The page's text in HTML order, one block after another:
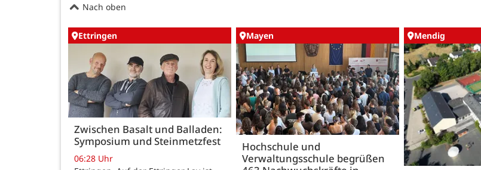
Nach oben
Ettringen
Zwischen Basalt und Balladen:
Symposium und Steinmetzfest
06:28 Uhr
Mayen
Hochschule und
Verwaltungsschule begrüßen
Mendig